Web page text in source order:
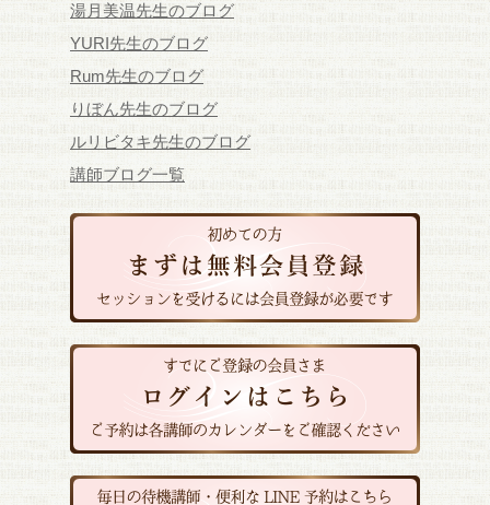
湯月美温先生のブログ
YURI先生のブログ
Rum先生のブログ
りぼん先生のブログ
ルリビタキ先生のブログ
講師ブログ一覧